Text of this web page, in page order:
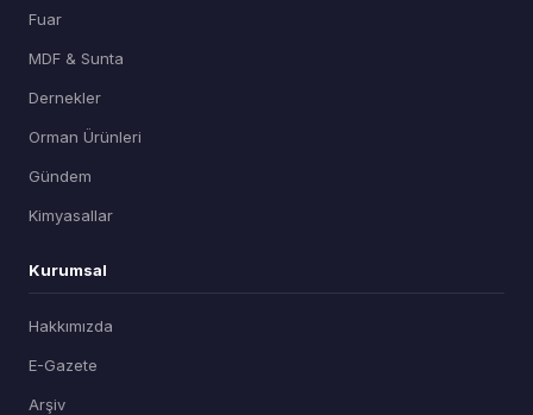
Fuar
MDF & Sunta
Dernekler
Orman Ürünleri
Gündem
Kimyasallar
Kurumsal
Hakkımızda
E-Gazete
Arşiv